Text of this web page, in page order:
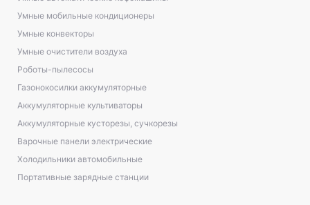
Умные мобильные кондиционеры
Умные конвекторы
Умные очистители воздуха
Роботы-пылесосы
Газонокосилки аккумуляторные
Аккумуляторные культиваторы
Аккумуляторные кусторезы, сучкорезы
Варочные панели электрические
Холодильники автомобильные
Портативные зарядные станции